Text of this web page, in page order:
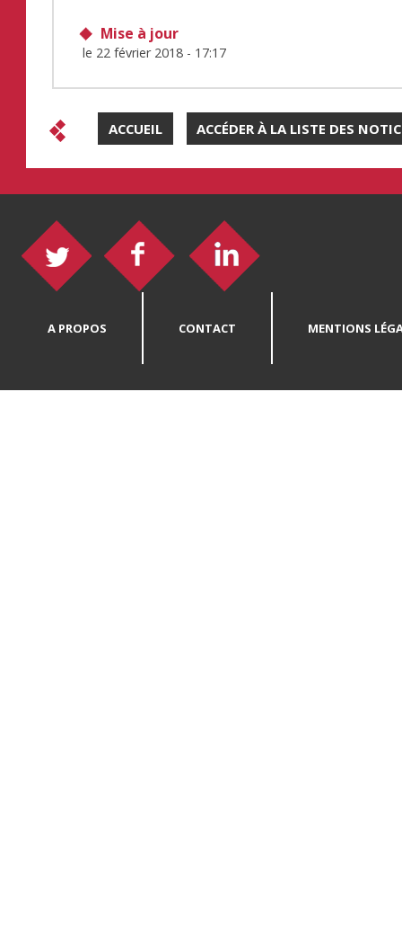
Mise à jour
le 22 février 2018 - 17:17
ACCUEIL ACCÉDER À LA LISTE DES
A PROPOS CONTACT MENTIONS